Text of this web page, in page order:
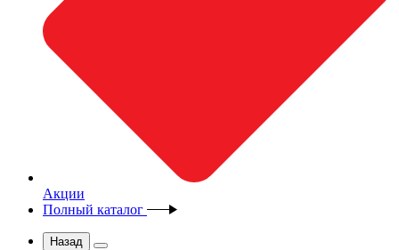
Акции
Полный каталог
Назад